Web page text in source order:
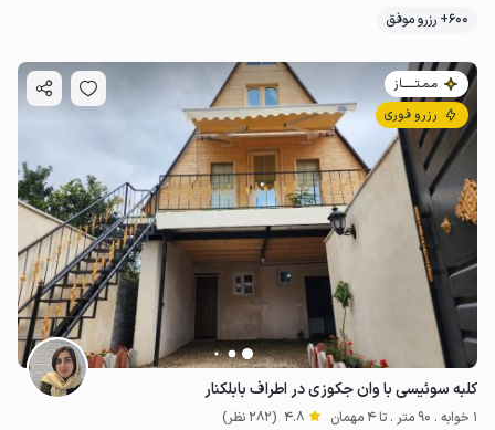
600+ رزرو موفق
مـمـتــــــاز
رزرو فوری
کلبه سوئیسی با وان جکوزی در اطراف بابلکنار
1 خوابه . 90 متر . تا 4 مهمان 4.8 (282 نظر)